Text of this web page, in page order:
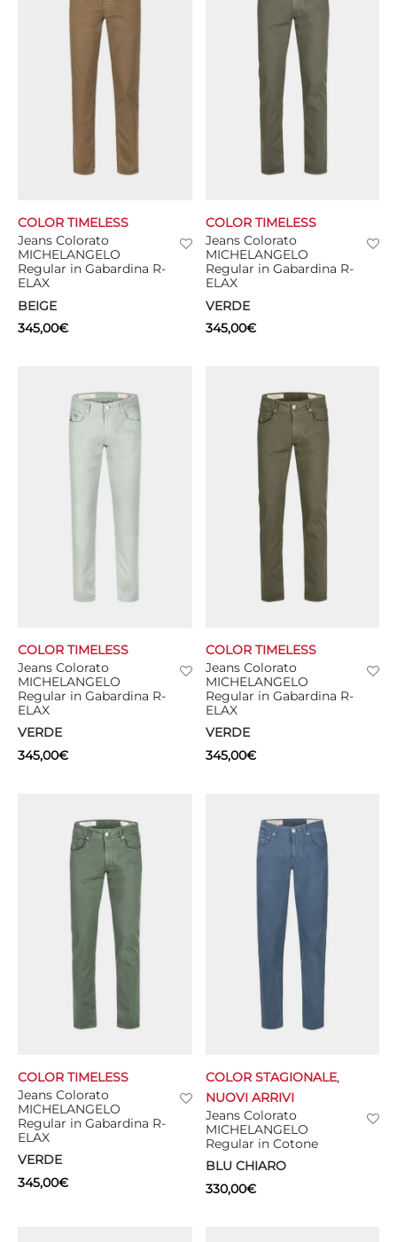
Jeans Colorato
MICHELANGELO
Regular in Gabardina R-
ELAX
BEIGE
COLOR TIMELESS
345,00€
Jeans Colorato
MICHELANGELO
Regular in Gabardina R-
ELAX
VERDE
COLOR TIMELESS
345,00€
Jeans Colorato
MICHELANGELO
Regular in Gabardina R-
ELAX
VERDE
COLOR TIMELESS
345,00€
Jeans Colorato
MICHELANGELO
Regular in Gabardina R-
ELAX
VERDE
COLOR TIMELESS
345,00€
Jeans Colorato
MICHELANGELO
Regular in Gabardina R-
ELAX
VERDE
COLOR TIMELESS
345,00€
Jeans Colorato
MICHELANGELO
Regular in Cotone
BLU CHIARO
COLOR STAGIONALE,
NUOVI ARRIVI
330,00€